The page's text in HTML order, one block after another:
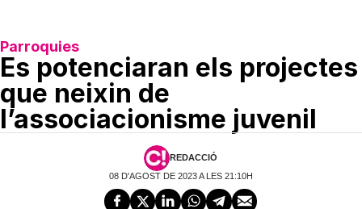
Parroquies
Es potenciaran els projectes
que neixin de
l’associacionisme juvenil
REDACCIÓ
08 D'AGOST DE 2023 A LES 21:10H